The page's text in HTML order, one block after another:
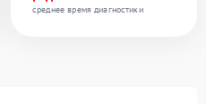
среднее время диагностики